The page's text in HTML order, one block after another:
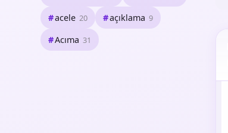
acele 20 açıklama 9
Acıma 31